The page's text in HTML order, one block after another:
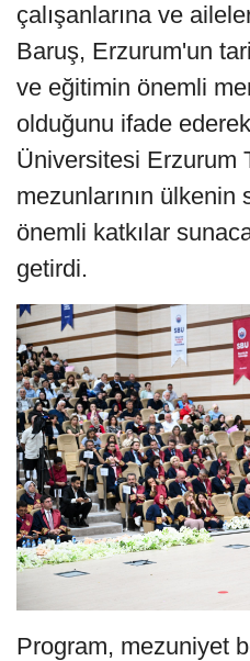
çalışanlarına ve
Baruş, Erzurum'un
ve eğitimin önemli
olduğunu ifade
Üniversitesi Erzurum
mezunlarının ülkenin
önemli katkılar
getirdi.
Program, mezuniyet